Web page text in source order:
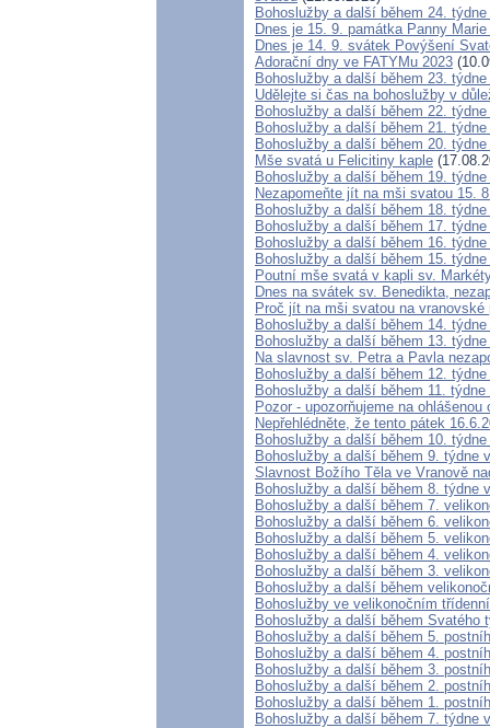
Bohoslužby a další během 24.
Dnes je 15. 9. památka Panny
Dnes je 14. 9. svátek Povýšení
Adorační dny ve FATYMu 2023
Bohoslužby a další během 23.
Udělejte si čas na bohoslužby v
Bohoslužby a další během 22.
Bohoslužby a další během 21.
Bohoslužby a další během 20.
Mše svatá u Felicitiny kaple
Bohoslužby a další během 19.
Nezapomeňte jít na mši svatou 15.
Bohoslužby a další během 18.
Bohoslužby a další během 17.
Bohoslužby a další během 16.
Bohoslužby a další během 15.
Poutní mše svatá v kapli sv.
Dnes na svátek sv. Benedikta,
Proč jít na mši svatou na vranovské
Bohoslužby a další během 14.
Bohoslužby a další během 13.
Na slavnost sv. Petra a Pavla
Bohoslužby a další během 12.
Bohoslužby a další během 11.
Pozor - upozorňujeme na
Nepřehlédněte, že tento pátek
Bohoslužby a další během 10.
Bohoslužby a další během 9. týdne
Slavnost Božího Těla ve Vranově
Bohoslužby a další během 8. týdne
Bohoslužby a další během 7.
Bohoslužby a další během 6.
Bohoslužby a další během 5.
Bohoslužby a další během 4.
Bohoslužby a další během 3.
Bohoslužby a další během
Bohoslužby ve velikonočním
Bohoslužby a další během Svatého
Bohoslužby a další během 5.
Bohoslužby a další během 4.
Bohoslužby a další během 3.
Bohoslužby a další během 2.
Bohoslužby a další během 1.
Bohoslužby a další během 7. týdne